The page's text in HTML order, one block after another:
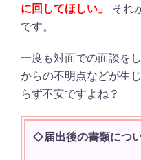
に回してほしい」
それ
です。
一度も対面での面談を
からの不明点などが生
らず不安ですよね？
◇届出後の書類につ